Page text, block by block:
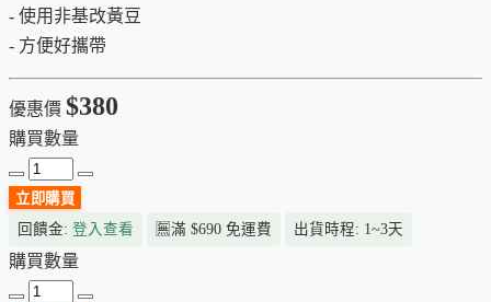
- 使用非基改黃豆
- 方便好攜帶
優惠價 $380
購買數量
立即購買
回饋金: 登入查看 🈚滿 $690 免運費 出貨時程: 1~3天
購買數量